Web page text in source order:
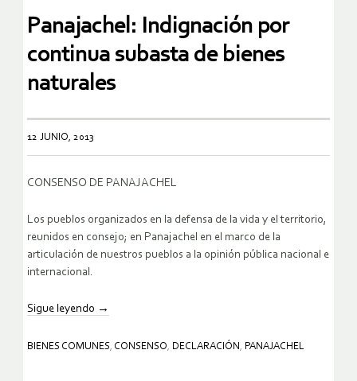
Panajachel: Indignación por
continua subasta de bienes
naturales
12 JUNIO, 2013
CONSENSO DE PANAJACHEL
Los pueblos organizados en la defensa de la vida y el territorio,
reunidos en consejo; en Panajachel en el marco de la
articulación de nuestros pueblos a la opinión pública nacional e
internacional.
Sigue leyendo →
BIENES COMUNES, CONSENSO, DECLARACIÓN , PANAJACHEL